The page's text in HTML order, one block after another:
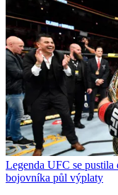
Legenda UFC se pustila
bojovníka půl výplaty